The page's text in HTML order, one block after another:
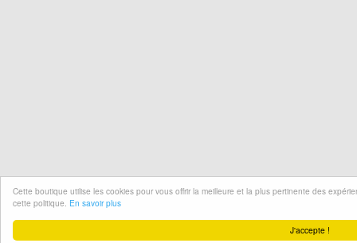
J'accepte !
Cette boutique utilise les cookies pour vous offrir la meilleure et la plus pertinente des
cette politique. En savoir plus